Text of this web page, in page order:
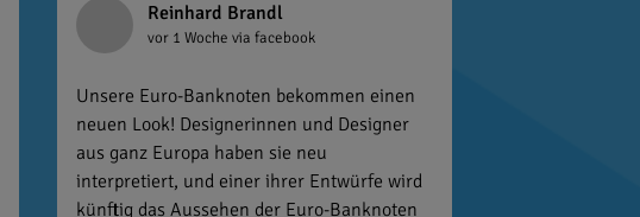
Reinhard Brandl
vor 1 Woche via facebook
Unsere Euro-Banknoten bekommen einen
neuen Look! Designerinnen und Designer
aus ganz Europa haben sie neu
interpretiert, und einer ihrer Entwürfe wird
künftig das Aussehen der Euro-Banknoten